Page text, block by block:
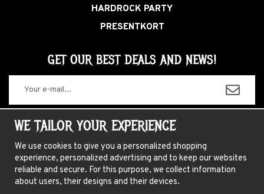
HARDROCK PARTY
PRESENTKORT
GET OUR BEST DEALS AND NEWS!
ABOUT US
NEWSLETTER
WE TAILOR YOUR EXPERIENCE
We use cookies to give you a personalized shopping
experience, personalized advertising and to keep our websites
reliable and secure. For this purpose, we collect information
about users, their designs and their devices.